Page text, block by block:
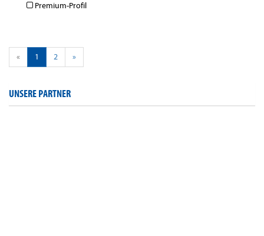
Premium-Profil
« 1 2 »
UNSERE PARTNER